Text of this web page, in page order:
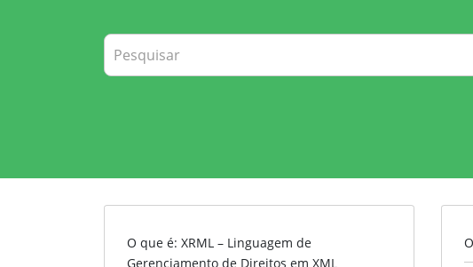
O que é: XRML – Linguagem de
Gerenciamento de Direitos em XML